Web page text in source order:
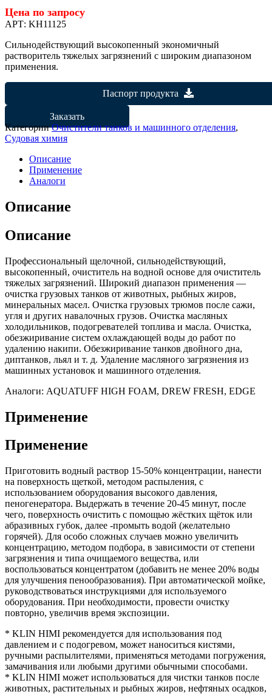
Цена по запросу
АРТ: KH11125
Сильнодействующий высокопенный экономичный
растворитель тяжелых загрязнений с широким диапазоном
применения.
Паспорт продукта
Заказать
КатегорииОчистители танков и машинного отделения,
Судовая химия
Описание
Применение
Аналоги
Описание
Описание
Профессиональный щелочной, сильнодействующий,
высокопенный, очиститель на водной основе для очиститель
тяжелых загрязнений. Широкий диапазон применения —
очистка грузовых танков от животных, рыбных жиров,
минеральных масел. Очистка грузовых трюмов после сажи,
угля и других навалочных грузов. Очистка масляных
холодильников, подогревателей топлива и масла. Очистка,
обезжиривание систем охлаждающей воды до работ по
удалению накипи. Обезжиривание танков двойного дна,
диптанков, льял и т. д. Удаление масляного загрязнения из
машинных установок и машинного отделения.
Аналоги: AQUATUFF HIGH FOAM, DREW FRESH, EDGE
Применение
Применение
Приготовить водный раствор 15-50% концентрации, нанести
на поверхность щеткой, методом распыления, с
использованием оборудования высокого давления,
пеногенератора. Выдержать в течение 20-45 минут, после
чего, поверхность очистить с помощью жёстких щёток или
абразивных губок, далее -промыть водой (желательно
горячей). Для особо сложных случаев можно увеличить
концентрацию, методом подбора, в зависимости от степени
загрязнения и типа очищаемого вещества, или
воспользоваться концентратом (добавить не менее 20% воды
для улучшения пенообразования). При автоматической мойке,
руководствоваться инструкциями для используемого
оборудования. При необходимости, провести очистку
повторно, увеличив время экспозиции.
* KLIN HIMI рекомендуется для использования под
давлением и с подогревом, может наноситься кистями,
ручными распылителями, применяться методами погружения,
замачивания или любыми другими обычными способами.
* KLIN HIMI может использоваться для чистки танков после
животных, растительных и рыбных жиров, нефтяных осадков,